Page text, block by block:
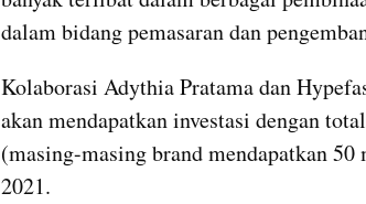
dalam bidang pemasaran dan
Kolaborasi Adythia Pratama dan
akan mendapatkan investasi dengan
(masing-masing brand mendapatkan
2021.